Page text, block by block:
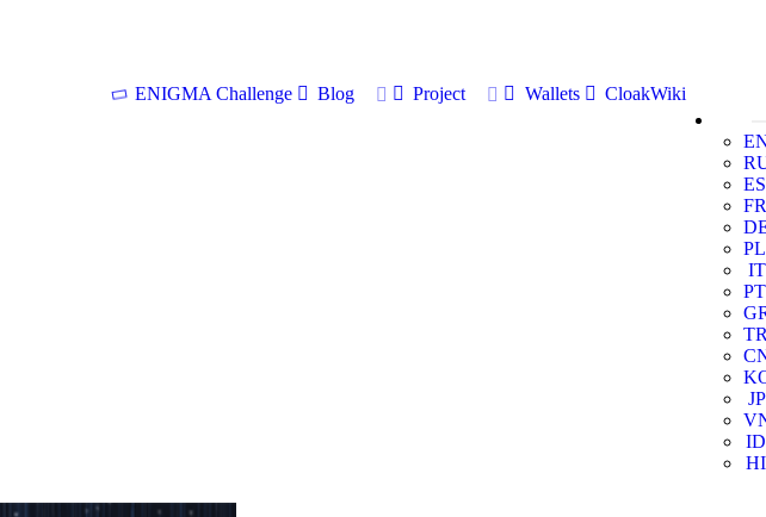
ENIGMA Challenge Blog Project Wallets
CloakWiki
ES
FR
PL
IT
PT
JP
ID
HI